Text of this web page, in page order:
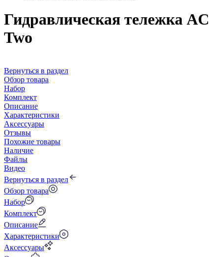
Гидравлическая тележка AC
Two
Вернуться в раздел
Обзор товара
Набор
Комплект
Описание
Характеристики
Аксессуары
Отзывы
Похожие товары
Наличие
Файлы
Видео
Вернуться в раздел
Обзор товара
Набор
Комплект
Описание
Характеристики
Аксессуары